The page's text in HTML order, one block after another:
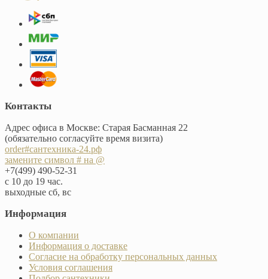
Контакты
Адрес офиса в Москве: Старая Басманная 22
(обязательно согласуйте время визита)
order#сантехника-24.рф
замените символ # на @
+7(499) 490-52-31
с 10 до 19 час.
выходные сб, вс
Информация
О компании
Информация о доставке
Согласие на обработку персональных данных
Условия соглашения